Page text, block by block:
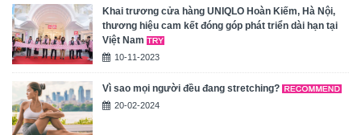
Khai trương cửa hàng UNIQLO Hoàn Kiếm, Hà Nội,
thương hiệu cam kết đóng góp phát triển dài hạn tại
Việt Nam
10-11-2023
Vì sao mọi người đều đang stretching?
20-02-2024